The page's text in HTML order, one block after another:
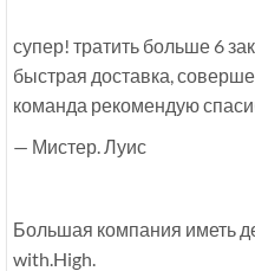
супер! тратить больше 6
быстрая доставка,
команда рекомендую
— Мистер. Луис
Большая компания иметь
with.High.